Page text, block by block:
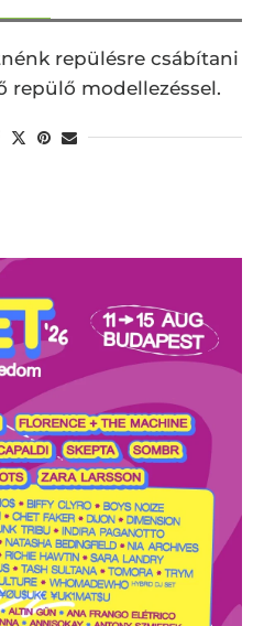
repülésre csábítani
repülő modellezéssel.